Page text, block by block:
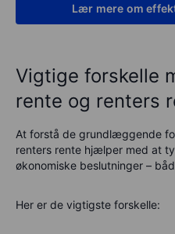
Lær mere om
Vigtige forskelle
rente og renters
At forstå de grundlæggende
renters rente hjælper med at
økonomiske beslutninger –
Her er de vigtigste forskelle: